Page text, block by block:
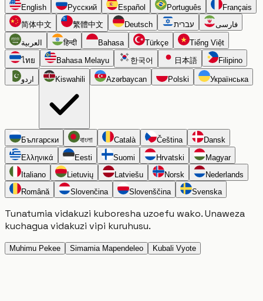
English Русский Español Português
Français
简体中文
繁體中文 Deutsch עברית فارسی
العربية हिन्दी Bahasa Türkçe
Tiếng Việt
ไทย
Bahasa Melayu 한국어 日本語 Filipino
اردو Kiswahili Azərbaycan Polski Українська
Български বাংলা Català Čeština
Dansk
Ελληνικά
Eesti Suomi Hrvatski
Magyar
Italiano
Lietuvių Latviešu Norsk
Nederlands
Română
Slovenčina Slovenščina Svenska
Tunatumia vidakuzi kuboresha uzoefu wako. Unaweza
kuchagua vidakuzi vipi kuruhusu.
Muhimu Pekee Simamia Mapendeleo Kubali Vyote